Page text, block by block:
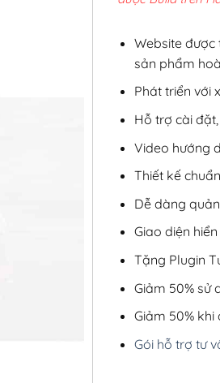
Website được
sản phẩm
Phát triển với
Hỗ trợ cài
Video hướng
Thiết kế
Dễ dàng
Giao diện
Tặng Plugin
Giảm 50% sử
Giảm 50%
Gói hỗ trợ tư